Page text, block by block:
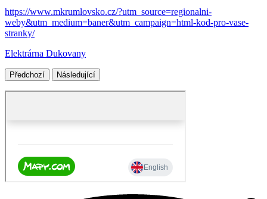
https://www.mkrumlovsko.cz/?utm_source=regionalni-
weby&utm_medium=baner&utm_campaign=html-kod-pro-vase-
stranky/
Elektrárna Dukovany
Předchozí Následující